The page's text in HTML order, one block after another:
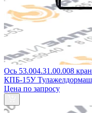
Ось 53.004.31.00.008
КПБ-15У Тулажелдормаш
Цена по запросу